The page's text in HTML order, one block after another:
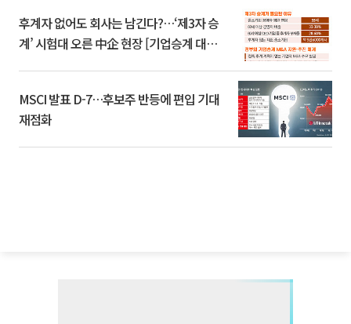
후계자 없어도 회사는 남긴다?…‘제3자 승
계’ 시험대 오른 中企 현장 [기업승계 대전
MSCI 발표 D-7…후보주 반등에 편입 기대
재점화